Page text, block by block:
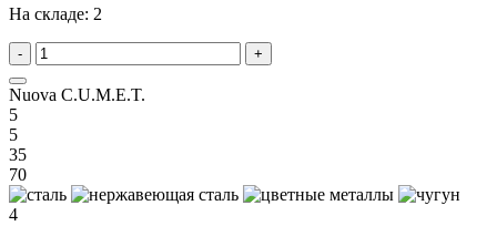
На складе: 2
- +
Nuova C.U.M.E.T.
5
5
35
70
4